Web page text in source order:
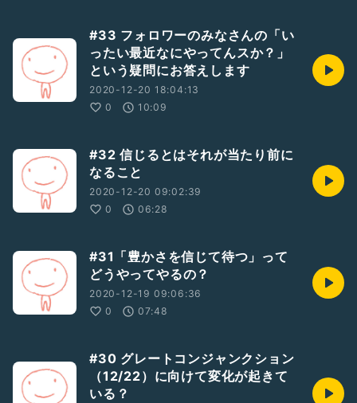
#33 フォロワーのみなさんの「い
ったい最近なにやってんスか？」
という疑問にお答えします
2020-12-20 18:04:13
0
10:09
#32 信じるとはそれが当たり前に
なること
2020-12-20 09:02:39
0
06:28
#31「豊かさを信じて待つ」って
どうやってやるの？
2020-12-19 09:06:36
0
07:48
#30 グレートコンジャンクション
（12/22）に向けて変化が起きて
いる？